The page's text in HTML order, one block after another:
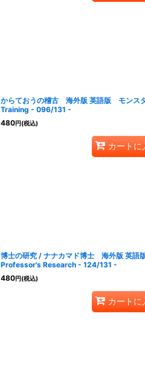
からておうの稽古 海外版 英語版 モンス
Training - 096/131 -
480円(税込)
カートに
博士の研究 / ナナカマド博士 海外版 英
Professor's Research - 124/131 -
480円(税込)
カートに